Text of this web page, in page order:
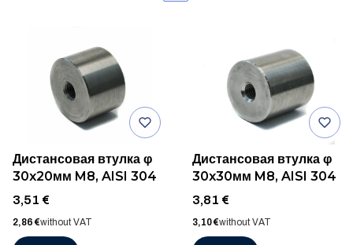
Дистансовая втулка φ
30x20мм M8, AISI 304
Price
3,51 €
Price
2,86 €without VAT
Дистансовая втулка φ
30x30мм M8, AISI 304
Price
3,81 €
Price
3,10 €without VAT